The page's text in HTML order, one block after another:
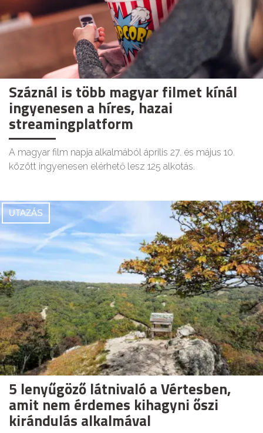
Száznál is több magyar filmet kínál
ingyenesen a híres, hazai
streamingplatform
A magyar film napja alkalmából április 27. és május 10.
között ingyenesen elérhető lesz 125 alkotás.
UTAZÁS
5 lenyűgöző látnivaló a Vértesben,
amit nem érdemes kihagyni őszi
kirándulás alkalmával